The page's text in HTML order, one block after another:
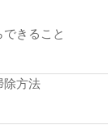
きること
除方法